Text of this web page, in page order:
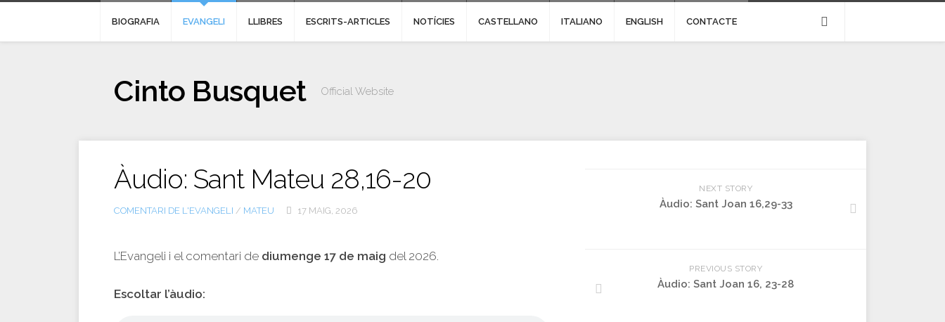
BIOGRAFIA EVANGELI LLIBRES ESCRITS-ARTICLES NOTÍCIES CASTELLANO ITALIANO ENGLISH CONTACTE
Cinto Busquet Official Website
Àudio: Sant Mateu 28,16-20
COMENTARI DE L'EVANGELI / MATEU 17 MAIG, 2026
L’Evangeli i el comentari de diumenge 17 de maig del 2026.
Escoltar l’àudio:
NEXT STORY
Àudio: Sant Joan 16,29-33
PREVIOUS STORY
Àudio: Sant Joan 16, 23-28